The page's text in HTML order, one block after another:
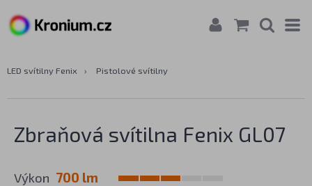
LED svítilny Fenix › Pistolové svítilny
Zbraňová svítilna Fenix GL07
Výkon 700 lm